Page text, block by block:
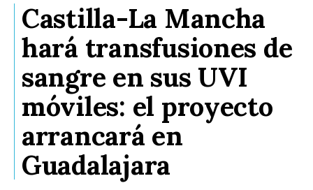
Castilla-La Mancha
hará transfusiones de
sangre en sus UVI
móviles: el proyecto
arrancará en
Guadalajara